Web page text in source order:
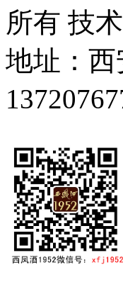
所有 技
地址：